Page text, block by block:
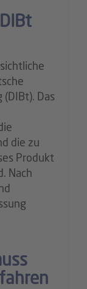
Das
die zu
Produkt
Nach